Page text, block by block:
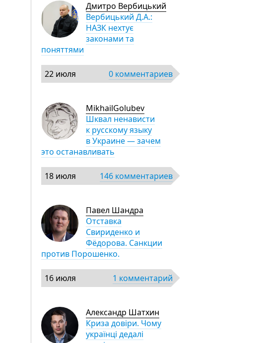
Дмитро Вербицький
Вербицький Д.А.:
НАЗК нехтує
законами та
поняттями
22 июля 0 комментариев
MikhailGolubev
Шквал ненависти
к русскому языку
в Украине — зачем
это останавливать
18 июля 146 комментариев
Павел Шандра
Отставка
Свириденко и
Фёдорова. Санкции
против Порошенко.
16 июля 1 комментарий
Александр Шатхин
Криза довіри. Чому
українці дедалі